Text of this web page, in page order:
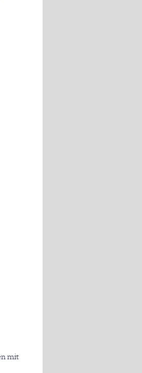
mit